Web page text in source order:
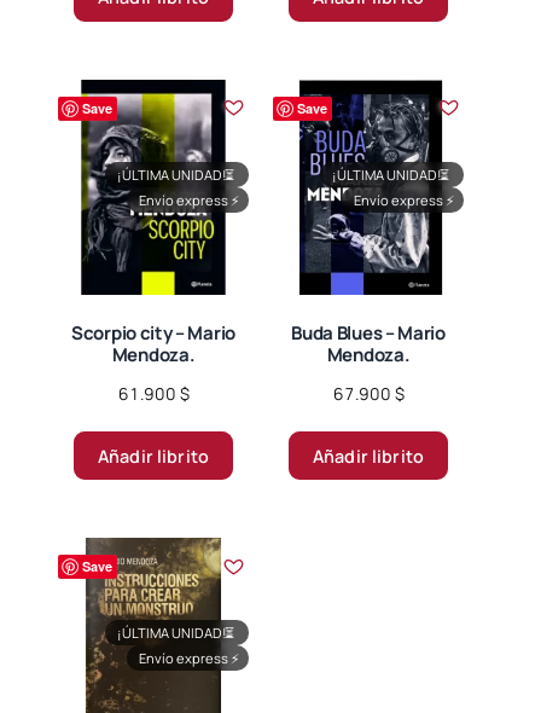
Save
Scorpio city – Mario
Mendoza.
61.900 $
¡ÚLTIMA UNIDAD!⏳
Envío express ⚡
Añadir librito
Save
Buda Blues – Mario
Mendoza.
67.900 $
¡ÚLTIMA UNIDAD!⏳
Envío express ⚡
Añadir librito
Save
¡ÚLTIMA UNIDAD!⏳
Envío express ⚡